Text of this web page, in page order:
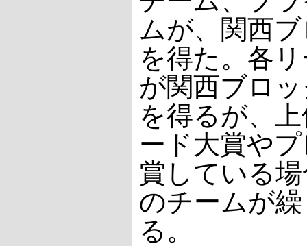
ムが、関西
を得た。各
が関西ブロ
を得るが、
ード大賞や
賞している
のチームが
る。